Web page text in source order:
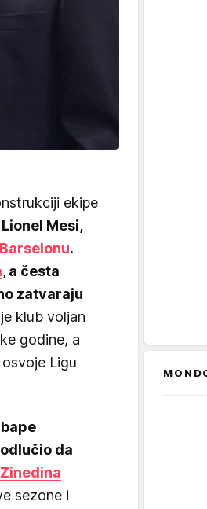
ekipe
Mesi,
.
, a česta
zatvaraju
klub voljan
godine, a
Ligu
da
Zinedina
sezone i